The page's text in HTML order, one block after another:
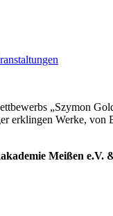
„Szymon
Werke, von
Meißen e.V.